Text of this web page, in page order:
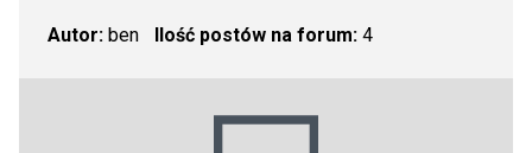
Autor: ben Ilość postów na forum:4